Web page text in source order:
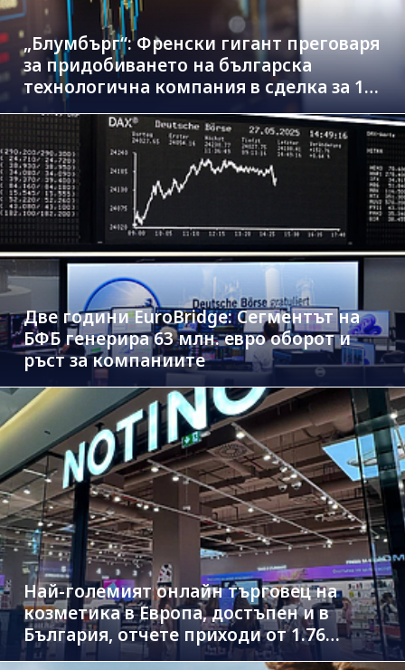
„Блумбърг“: Френски гигант преговаря
за придобиването на българска
технологична компания в сделка за 1.3
млрд. евро
Две години EuroBridge: Сегментът на
БФБ генерира 63 млн. евро оборот и
ръст за компаниите
Най-големият онлайн търговец на
козметика в Европа, достъпен и в
България, отчете приходи от 1.76
млрд. евро